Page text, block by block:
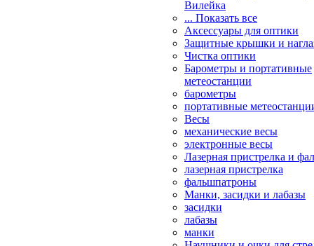
Вилейка
... Показать все
Аксессуары для оптики
Защитные крышки и
Чистка оптики
Барометры и портативные
метеостанции
барометры
портативные
Весы
механические весы
электронные весы
Лазерная пристрелка и
лазерная пристрелка
фальшпатроны
Манки, засидки и лабазы
засидки
лабазы
манки